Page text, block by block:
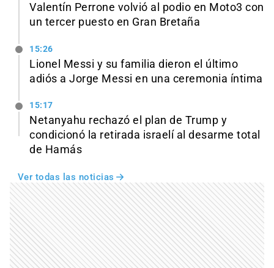
Valentín Perrone volvió al podio en Moto3 con
un tercer puesto en Gran Bretaña
15:26
Lionel Messi y su familia dieron el último
adiós a Jorge Messi en una ceremonia íntima
15:17
Netanyahu rechazó el plan de Trump y
condicionó la retirada israelí al desarme total
de Hamás
Ver todas las noticias